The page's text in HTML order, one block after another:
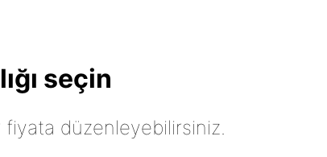
seçin
fiyata düzenleyebilirsiniz.